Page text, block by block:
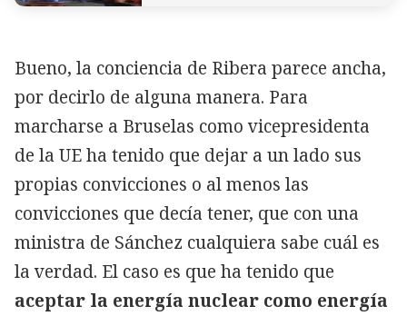
Bueno, la conciencia de Ribera parece ancha,
por decirlo de alguna manera. Para
marcharse a Bruselas como vicepresidenta
de la UE ha tenido que dejar a un lado sus
propias convicciones o al menos las
convicciones que decía tener, que con una
ministra de Sánchez cualquiera sabe cuál es
la verdad. El caso es que ha tenido que
aceptar la energía nuclear como energía